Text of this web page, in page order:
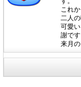
これ
二人
可愛
謝です
来月